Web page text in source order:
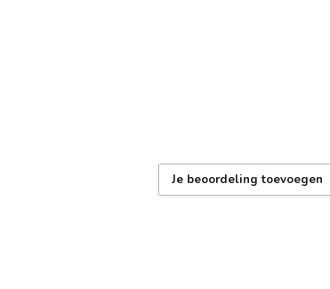
Je beoordeling toevoegen